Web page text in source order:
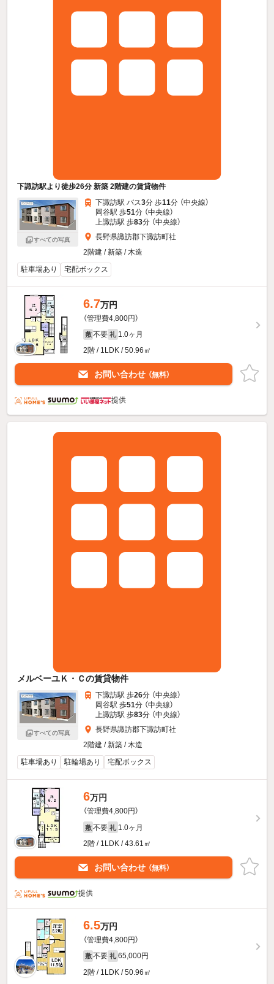
下諏訪駅より徒歩26分 新築 2階建の賃貸物件
すべての写真
下諏訪駅 バス3分 歩11分 （中央線）
岡谷駅 歩51分 （中央線）
上諏訪駅 歩83分 （中央線）
長野県諏訪郡下諏訪町社
2階建 / 新築 / 木造
駐車場あり
宅配ボックス
6.7万円
（管理費4,800円）
敷 不要 礼 1.0ヶ月
2階 / 1LDK / 50.96㎡
お問い合わせ （無料）
提供
メルベーユＫ・Ｃの賃貸物件
すべての写真
下諏訪駅 歩26分 （中央線）
岡谷駅 歩51分 （中央線）
上諏訪駅 歩83分 （中央線）
長野県諏訪郡下諏訪町社
2階建 / 新築 / 木造
駐車場あり
駐輪場あり 宅配ボックス
6万円
（管理費4,800円）
敷 不要 礼 1.0ヶ月
2階 / 1LDK / 43.61㎡
お問い合わせ （無料）
提供
6.5万円
（管理費4,800円）
敷 不要 礼 65,000円
2階 / 1LDK / 50.96㎡